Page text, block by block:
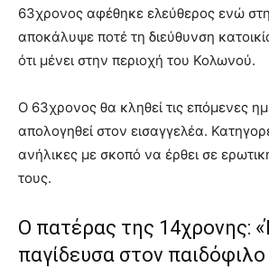
63χρονος αφέθηκε ελεύθερος ενώ
αποκάλυψε ποτέ τη διεύθυνση
ότι μένει στην περιοχή του Κολωνού.
Ο 63χρονος θα κληθεί τις επόμενες
απολογηθεί στον εισαγγελέα.
ανήλικες με σκοπό να έρθει σε
τους.
Ο πατέρας της 14χρονης:
παγίδευσα στον παιδόφιλο